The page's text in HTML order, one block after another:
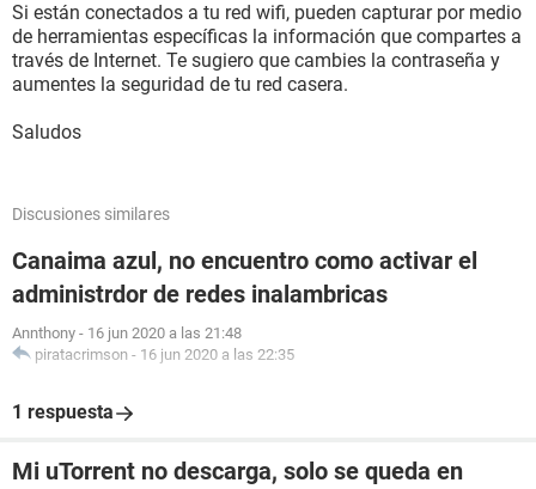
Si están conectados a tu red wifi, pueden capturar por medio
de herramientas específicas la información que compartes a
través de Internet. Te sugiero que cambies la contraseña y
aumentes la seguridad de tu red casera.
Saludos
Discusiones similares
Canaima azul, no encuentro como activar el
administrdor de redes inalambricas
Annthony - 16 jun 2020 a las 21:48
piratacrimson - 16 jun 2020 a las 22:35
1 respuesta
Mi uTorrent no descarga, solo se queda en